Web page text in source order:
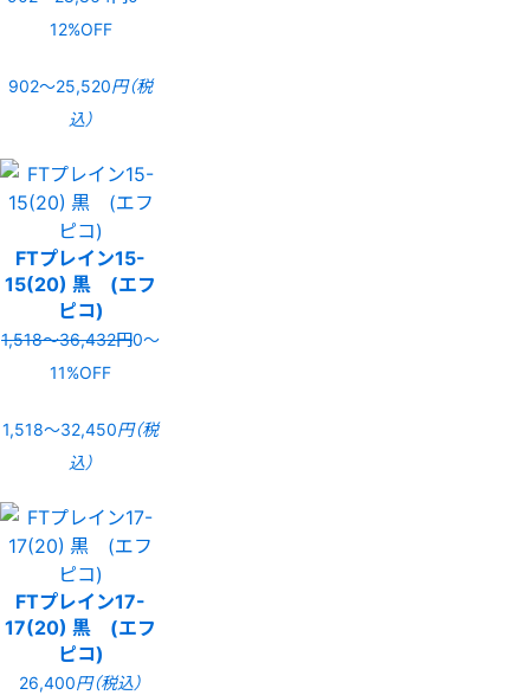
12%OFF
902〜25,520円（税
込）
FTプレイン15-
15(20) 黒 (エフ
ピコ)
1,518〜36,432円0〜
11%OFF
1,518〜32,450円（税
込）
FTプレイン17-
17(20) 黒 (エフ
ピコ)
26,400円（税込）